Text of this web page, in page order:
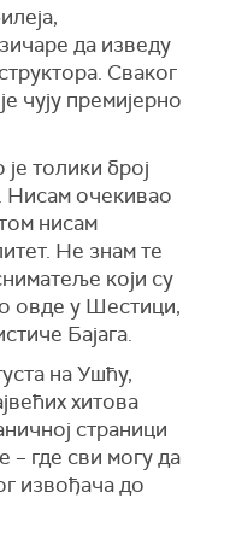
да изведу
Сваког
чују премијерно
толики број
Нисам очекивао
нисам
Не знам те
који су
овде у Шестици,
Бајага.
на Ушћу,
хитова
страници
– где сви могу да
извођача до